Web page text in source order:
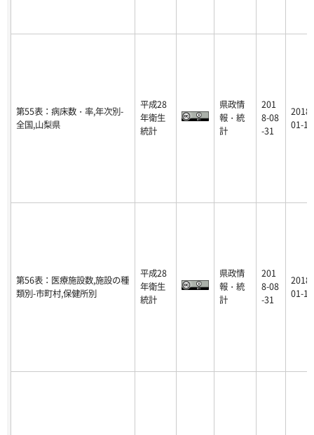
第55表：病床数・率,年次別-
全国,山梨県
平成28
年衛生
統計
県政情
報・統
計
201
8-08
-31
2018-
01-16
第56表：医療施設数,施設の種
類別-市町村,保健所別
平成28
年衛生
統計
県政情
報・統
計
201
8-08
-31
2018-
01-16